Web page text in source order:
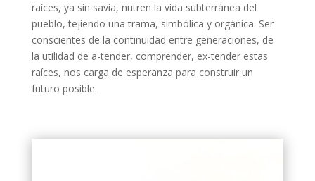
raíces, ya sin savia, nutren la vida subterránea del
pueblo, tejiendo una trama, simbólica y orgánica. Ser
conscientes de la continuidad entre generaciones, de
la utilidad de a-tender, comprender, ex-tender estas
raíces, nos carga de esperanza para construir un
futuro posible.